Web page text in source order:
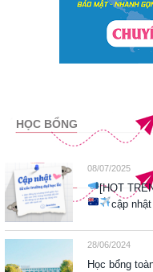
HỌC BỔNG
08/07/2025
[HOT
cập
28/06/2024
Học bổng